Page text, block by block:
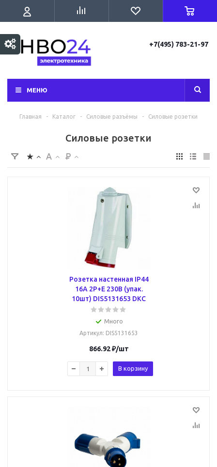
+7(495) 783-21-97
МЕНЮ
Главная - Каталог - Силовые разъёмы - Силовые розетки
Силовые розетки
Розетка настенная IP44
16A 2P+E 230В (упак.
10шт) DIS5131653 DKC
Много
Артикул: DIS5131653
866.92₽/шт
В корзину